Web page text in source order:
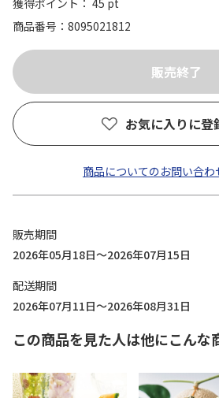
獲得ポイント： 45 pt
商品番号
8095021812
お気に入りに登
商品についてのお問い合わ
販売期間
2026年05月18日～2026年07月15日
配送期間
2026年07月11日～2026年08月31日
この商品を見た人は他にこんな